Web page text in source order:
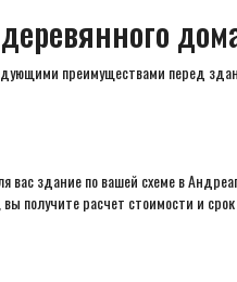
преимуществами перед
здание по вашей схеме в
получите расчет стоимости и